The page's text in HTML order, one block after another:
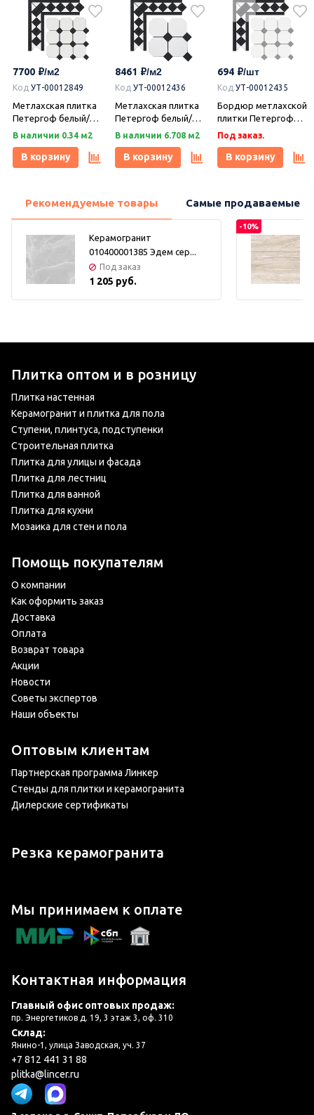
7700
Код УТ-00012849
Метлахская плитка
Петергоф белый/
черный (001/013)
(Керамарк)
В наличии 0.34 м2
В корзину
8461
Код УТ-00012436
Метлахская плитка
Петергоф белый/
черный (001/013)
(Керамарк)
В наличии 6.708 м2
В корзину
694
Код УТ-00012435
Бордюр метлахской
плитки Петергоф
белый/черный
(001/013) 30,9х15,8,
Keramark (Керамарк)
Под заказ.
В корзину
Рекомендуемые товары Самые продаваемые
Керамогранит
010400001385 Эдем сер...
Под заказ
1 205 руб.
-10%
Плитка оптом и в розницу
Плитка настенная
Керамогранит и плитка для пола
Ступени, плинтуса, подступенки
Строительная плитка
Плитка для улицы и фасада
Плитка для лестниц
Плитка для ванной
Плитка для кухни
Мозаика для стен и пола
Помощь покупателям
О компании
Как оформить заказ
Доставка
Оплата
Возврат товара
Акции
Новости
Советы экспертов
Наши объекты
Оптовым клиентам
Партнерская программа Линкер
Стенды для плитки и керамогранита
Дилерские сертификаты
Резка керамогранита
Мы принимаем к оплате
Контактная информация
Главный офис оптовых продаж:
пр. Энергетиков д. 19, 3 этаж 3, оф. 310
Склад:
Янино-1, улица Заводская, уч. 37
+7 812 441 31 88
plitka@lincer.ru